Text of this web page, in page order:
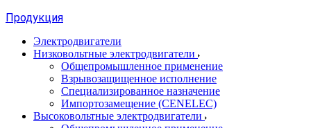
Продукция
Электродвигатели
Низковольтные электродвигатели
Общепромышленное применение
Взрывозащищенное исполнение
Специализированное назначение
Импортозамещение (CENELEC)
Высоковольтные электродвигатели